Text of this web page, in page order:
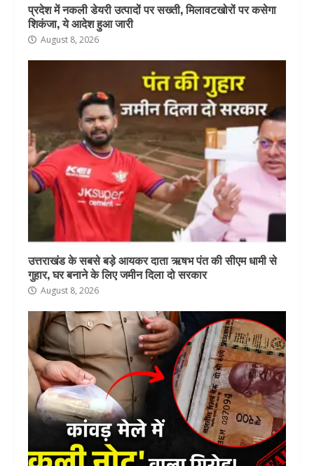
प्रदेश में नकली डेयरी उत्पादों पर सख्ती, मिलावटखोरों पर कसेगा
शिकंजा, ये आदेश हुआ जारी
August 8, 2026
उत्तराखंड के सबसे बड़े आयकर दाता ऋषभ पंत की सीएम धामी से
गुहार, घर बनाने के लिए जमीन दिला दो सरकार
August 8, 2026